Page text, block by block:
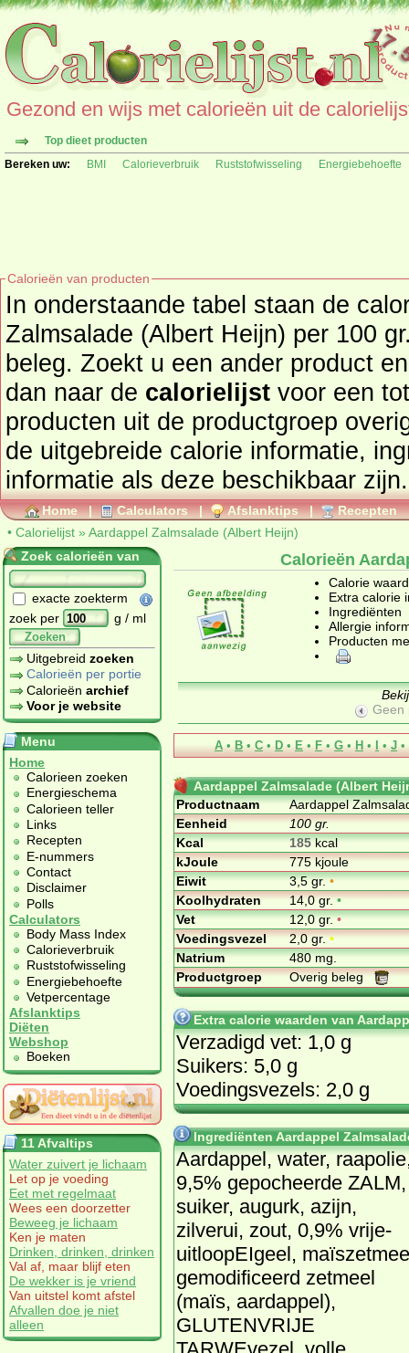
Gezond en wijs met calorieën uit de
Top dieet producten
Bereken uw:
BMI Calorieverbruik Ruststofwisseling Energiebehoefte
Calorieën van producten
In onderstaande tabel staan de
Zalmsalade (Albert Heijn) per 100
beleg. Zoekt u een ander product en de calorieën daarvan? Ga
dan naar de calorielijst voor een totaal
producten uit de productgroep
de uitgebreide calorie informatie,
informatie als deze beschikbaar zijn.
Home | Calculators | Afslanktips | Recepten
• Calorielijst » Aardappel Zalmsalade (Albert Heijn)
Zoek calorieën van
exacte zoekterm
zoek per
g / ml
Zoeken
Uitgebreid zoeken
Calorieën per portie
Calorieën archief
Voor je website
Menu
Home
Calorieen zoeken
Energieschema
Calorieen teller
Links
Recepten
E-nummers
Contact
Disclaimer
Polls
Calculators
Body Mass Index
Calorieverbruik
Ruststofwisseling
Energiebehoefte
Vetpercentage
Afslanktips
Diëten
Webshop
Boeken
11 Afvaltips
Water zuivert je lichaam
Let op je voeding
Eet met regelmaat
Wees een doorzetter
Beweeg je lichaam
Ken je maten
Drinken, drinken, drinken
Val af, maar blijf eten
De wekker is je vriend
Van uitstel komt afstel
Afvallen doe je niet
alleen
Calorieën
Calorie
Extra calorie
Ingrediënten
Allergie
Producten
Geen
A • B • C • D • E • F • G • H • I • J •
Aardappel Zalmsalade (Albert
Productnaam
Aardappel
Eenheid
100 gr.
Kcal
185kcal
kJoule
775 kjoule
Eiwit
3,5 gr.•
Koolhydraten
14,0 gr.•
Vet
12,0 gr.•
Voedingsvezel
2,0 gr.•
Natrium
480 mg.
Productgroep
Overig beleg
Extra calorie waarden van
Verzadigd vet: 1,0 g
Suikers: 5,0 g
Voedingsvezels: 2,0 g
Ingrediënten Aardappel
Aardappel, water,
9,5% gepocheerde ZALM,
suiker, augurk, azijn,
zilverui, zout, 0,9% vrije-
uitloopEIgeel,
gemodificeerd zetmeel
(maïs, aardappel),
GLUTENVRIJE